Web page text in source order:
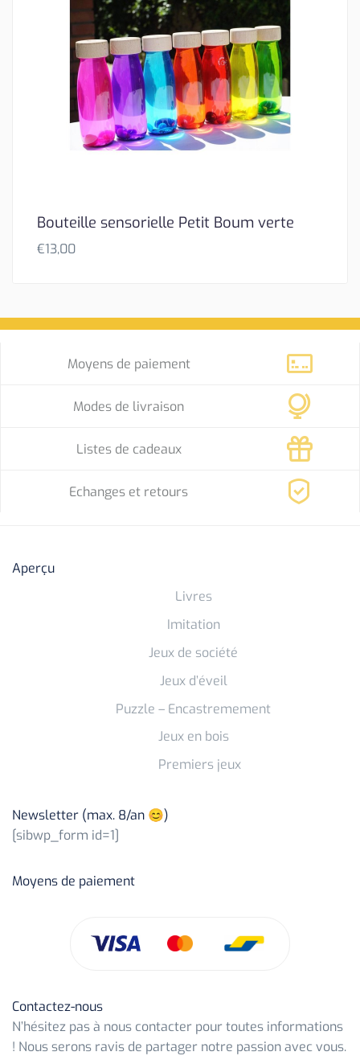
Bouteille sensorielle Petit Boum verte
€13,00
Moyens de paiement
Modes de livraison
Listes de cadeaux
Echanges et retours
Aperçu
Livres
Imitation
Jeux de société
Jeux d’éveil
Puzzle – Encastremement
Jeux en bois
Premiers jeux
Newsletter (max. 8/an 😊)
[sibwp_form id=1]
Moyens de paiement
Contactez-nous
N’hésitez pas à nous contacter pour toutes informations
! Nous serons ravis de partager notre passion avec vous.